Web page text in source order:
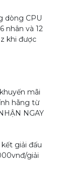
dòng CPU
nhân và 12
khi được
mãi
hãng từ
NGAY
giải đấu
giải